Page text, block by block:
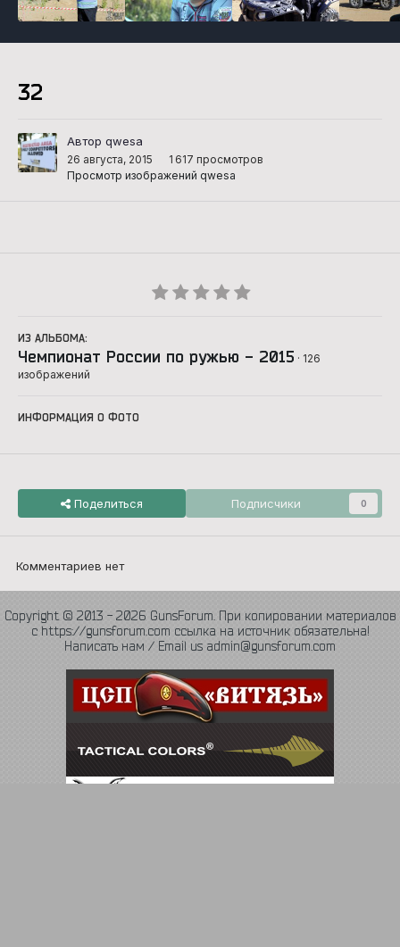
32
Автор qwesa
26 августа, 2015
1 617 просмотров
Просмотр изображений qwesa
ИЗ АЛЬБОМА:
Чемпионат России по ружью - 2015 · 126
изображений
ИНФОРМАЦИЯ О ФОТО
Поделиться Подписчики 0
Комментариев нет
Copyright © 2013 - 2026 GunsForum. При копировании материалов
с https://gunsforum.com ссылка на источник обязательна!
Написать нам / Email us admin@gunsforum.com